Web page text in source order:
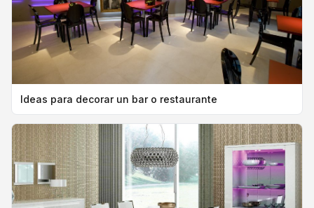
Ideas para decorar un bar o restaurante